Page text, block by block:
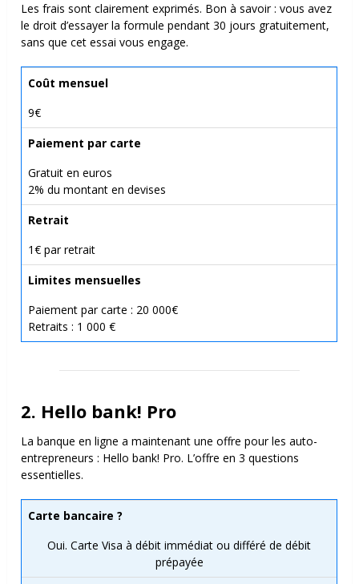
Les frais sont clairement exprimés. Bon à savoir : vous avez
le droit d’essayer la formule pendant 30 jours gratuitement,
sans que cet essai vous engage.
Coût mensuel
9€
Paiement par carte
Gratuit en euros
2% du montant en devises
Retrait
1€ par retrait
Limites mensuelles
Paiement par carte : 20 000€
Retraits : 1 000 €
2. Hello bank! Pro
La banque en ligne a maintenant une offre pour les auto-
entrepreneurs : Hello bank! Pro. L’offre en 3 questions
essentielles.
Carte bancaire ?
Oui. Carte Visa à débit immédiat ou différé de débit
prépayée